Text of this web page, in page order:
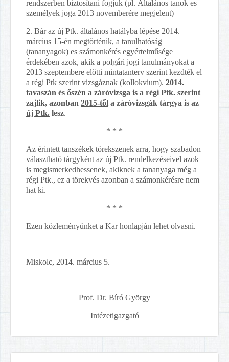
rendszerben biztosítani fogjuk (pl. Általános tanok es
személyek joga 2013 novemberére megjelent)
2. Bár az új Ptk. általános hatályba lépése 2014.
március 15-én megtörténik, a tanulhatóság
(tananyagok) es számonkérés egyértelműsége
érdekében azok, akik a polgári jogi tanulmányokat a
2013 szeptembere előtti mintatanterv szerint kezdték el
a régi Ptk szerint vizsgáznak (kollokvium). 2014.
tavaszán és őszén a záróvizsga is a régi Ptk. szerint
zajlik, azonban 2015-től a záróvizsgák tárgya is az
új Ptk. lesz.
* * *
Az érintett tanszékek törekszenek arra, hogy szabadon
választható tárgyként az új Ptk. rendelkezéseivel azok
is megismerkedhessenek, akiknek a tananyaga még a
régi Ptk., ez a törekvés azonban a számonkérésre nem
hat ki.
* * *
Ezen közleményünket a Kar honlapján lehet olvasni.
Miskolc, 2014. március 5.
Prof. Dr. Bíró György
Intézetigazgató